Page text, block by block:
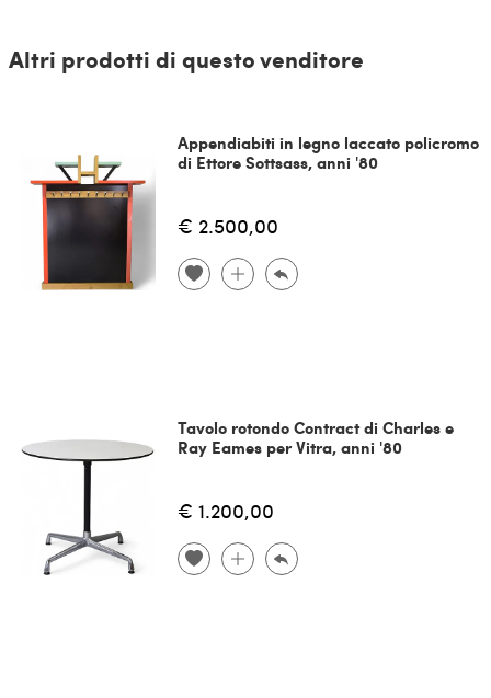
Altri prodotti di questo venditore
Appendiabiti in legno laccato policromo
di Ettore Sottsass, anni '80
€ 2.500,00
Tavolo rotondo Contract di Charles e
Ray Eames per Vitra, anni '80
€ 1.200,00